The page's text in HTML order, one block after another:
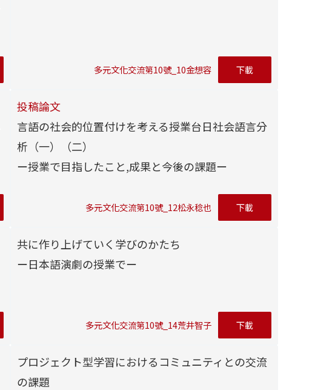
多元文化交流第10號_10金想容 下載
投稿論文
言語の社会的位置付けを考える授業台日社会語言分
析（一）（二）
ー授業で目指したこと,成果と今後の課題ー
多元文化交流第10號_12松永稔也 下載
共に作り上げていく学びのかたち
ー日本語演劇の授業でー
多元文化交流第10號_14荒井智子 下載
プロジェクト型学習におけるコミュニティとの交流
の課題